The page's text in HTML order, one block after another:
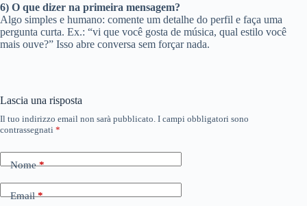
6) O que dizer na primeira mensagem?
Algo simples e humano: comente um detalhe do perfil e faça uma
pergunta curta. Ex.: “vi que você gosta de música, qual estilo você
mais ouve?” Isso abre conversa sem forçar nada.
Lascia una risposta
Il tuo indirizzo email non sarà pubblicato. I campi obbligatori sono
contrassegnati *
Nome*
Email*